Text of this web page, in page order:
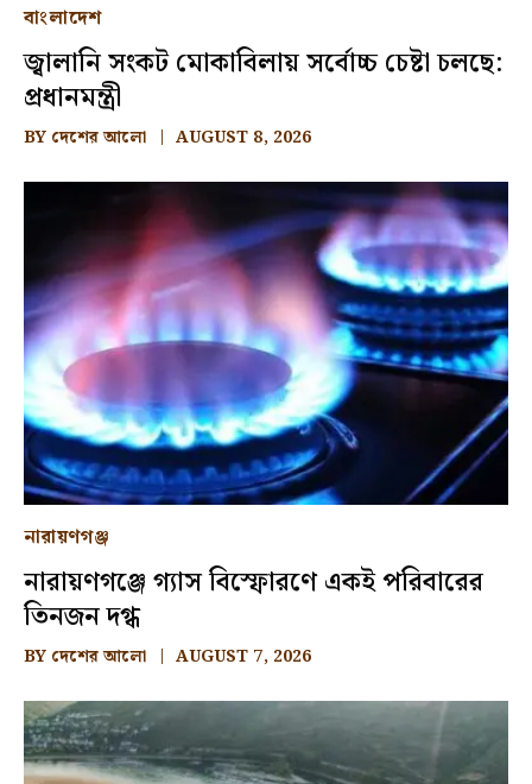
বাংলাদেশ
জ্বালানি সংকট মোকাবিলায় সর্বোচ্চ চেষ্টা চলছে:
প্রধানমন্ত্রী
BY দেশের আলো AUGUST 8, 2026
নারায়ণগঞ্জ
নারায়ণগঞ্জে গ্যাস বিস্ফোরণে একই পরিবারের
তিনজন দগ্ধ
BY দেশের আলো AUGUST 7, 2026